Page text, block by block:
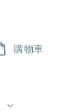
購物車